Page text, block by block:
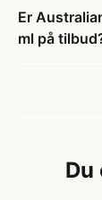
Er
ml på
Du